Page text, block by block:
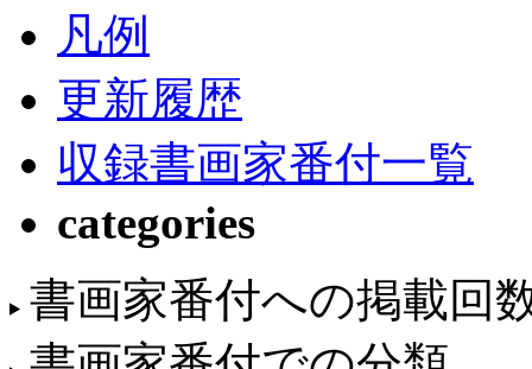
凡例
更新履歴
収録書画家番付一覧
categories
書画家番付への掲載回